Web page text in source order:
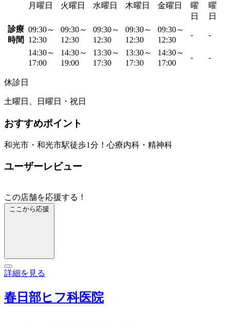
月曜日 火曜日 水曜日 木曜日 金曜日
曜
日
曜
日
診療
時間
09:30～
12:30
09:30～
12:30
09:30～
12:30
09:30～
12:30
09:30～
12:30
- -
14:30～
17:00
14:30～
19:00
13:30～
17:30
13:30～
17:30
14:30～
17:00
- -
休診日
土曜日、日曜日・祝日
おすすめポイント
和光市・和光市駅徒歩1分！心療内科・精神科
ユーザーレビュー
この店舗を応援する！
ここから応援
詳細を見る
春日部ヒフ科医院